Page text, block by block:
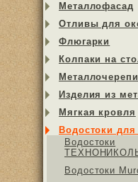
Металлофасад
Отливы для
Флюгарки
Колпаки на
Изделия из
Мягкая кровля
Водостоки
Водостоки
Водостоки